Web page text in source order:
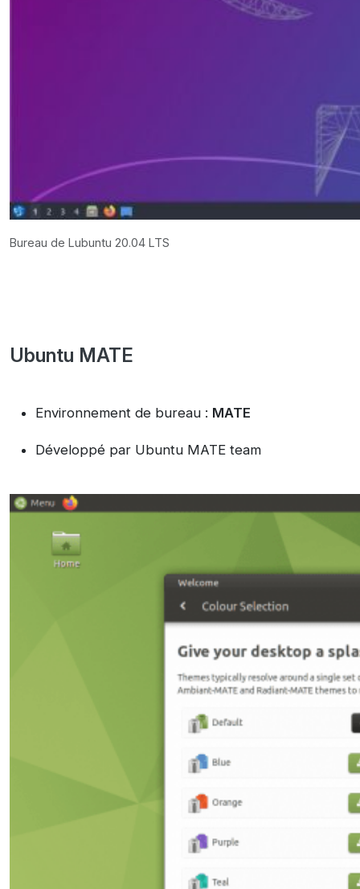
Bureau de Lubuntu 20.04 LTS
Ubuntu MATE
Environnement de bureau : MATE
Développé par Ubuntu MATE team